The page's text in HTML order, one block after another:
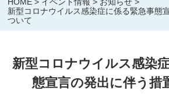
新型コロナウイルス感染症に係る緊急事態
ついて
新型コロナウイルス感染
態宣言の発出に伴う措